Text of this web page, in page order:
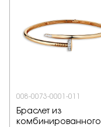
008-0073-0001-011
Браслет из
комбинированного